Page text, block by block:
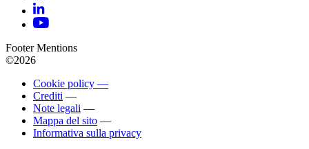
Footer Mentions
©2026
Cookie policy —
Crediti —
Note legali —
Mappa del sito —
Informativa sulla privacy